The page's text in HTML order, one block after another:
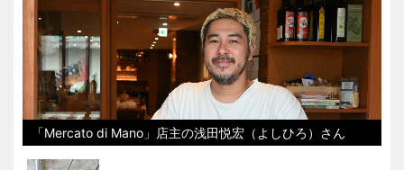
「Mercato di Mano」店主の浅田悦宏（よしひろ）さん